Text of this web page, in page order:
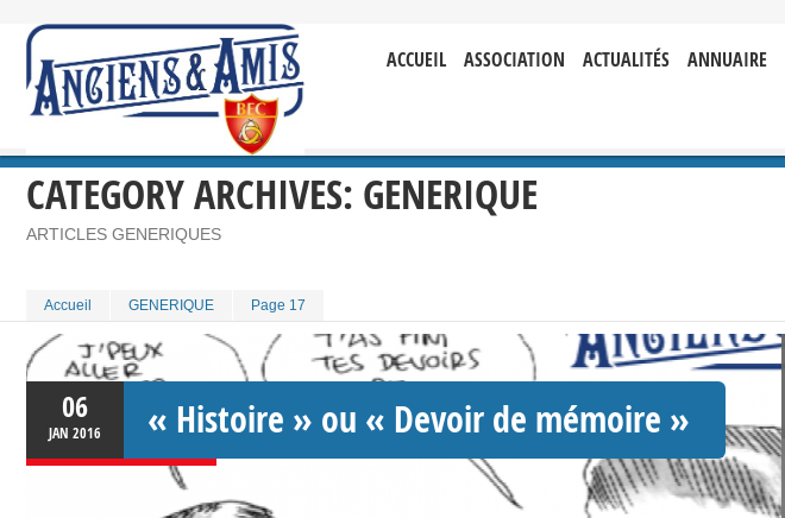
ACCUEIL ASSOCIATION ACTUALITÉS ANNUAIRE
CATEGORY ARCHIVES: GENERIQUE
ARTICLES GENERIQUES
Accueil GENERIQUE Page 17
06
JAN 2016 « Histoire » ou « Devoir de mémoire »